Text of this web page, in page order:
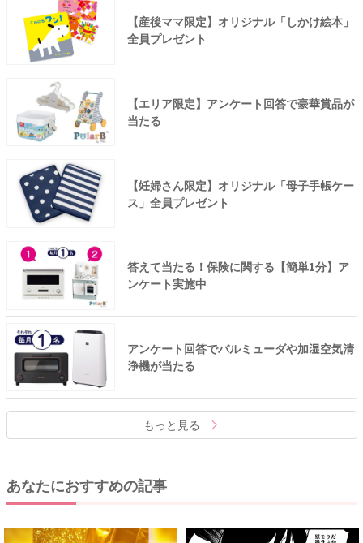
【産後ママ限定】オリジナル「しかけ絵本」
全員プレゼント
【エリア限定】アンケート回答で豪華賞品が
当たる
【妊婦さん限定】オリジナル「母子手帳ケー
ス」全員プレゼント
答えて当たる！保険に関する【簡単1分】ア
ンケート実施中
アンケート回答でバルミューダや加湿空気清
浄機が当たる
もっと見る
あなたにおすすめの記事